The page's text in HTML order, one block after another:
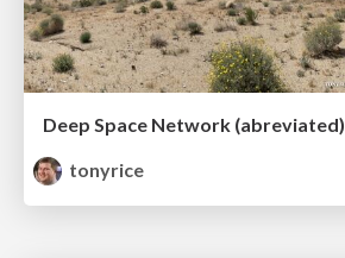
Deep Space Network (abreviated)
tonyrice